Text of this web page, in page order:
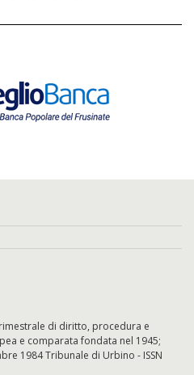
di diritto, procedura e
e comparata fondata nel 1945;
1984 Tribunale di Urbino - ISSN